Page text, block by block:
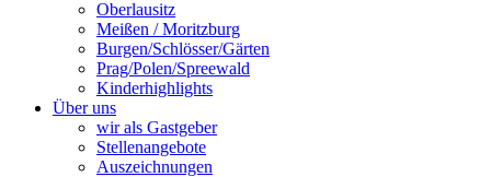
Oberlausitz
Meißen / Moritzburg
Burgen/Schlösser/Gärten
Prag/Polen/Spreewald
Kinderhighlights
Über uns
wir als Gastgeber
Stellenangebote
Auszeichnungen